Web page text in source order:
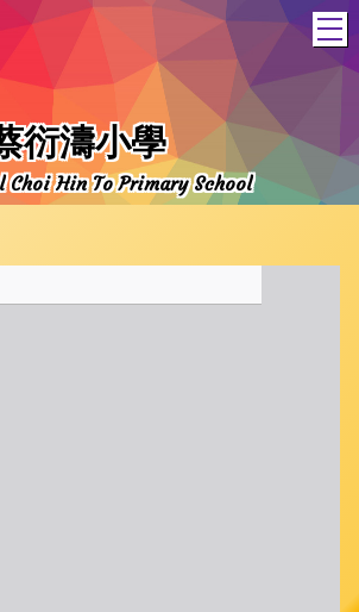
衍濤小學
Choi Hin To Primary School